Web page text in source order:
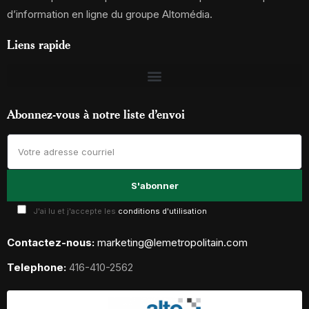
d’information en ligne du groupe Altomédia.
Liens rapide
Abonnez-vous à notre liste d’envoi
J'ai lu et j'accepte les conditions d'utilisation
Contactez-nous: marketing@lemetropolitain.com
Telephone: 416-410-2562